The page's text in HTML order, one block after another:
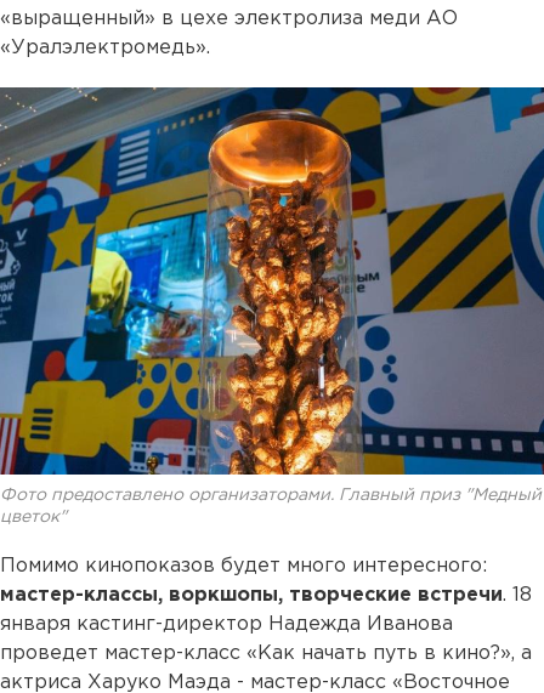
«выращенный» в цехе электролиза меди АО
«Уралэлектромедь».
Фото предоставлено организаторами. Главный приз "Медный
цветок"
Помимо кинопоказов будет много интересного:
мастер-классы, воркшопы, творческие встречи. 18
января кастинг-директор Надежда Иванова
проведет мастер-класс «Как начать путь в кино?», а
актриса Харуко Маэда - мастер-класс «Восточное